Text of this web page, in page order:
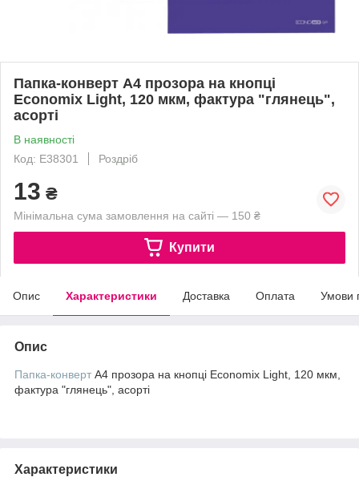
Папка-конверт А4 прозора на кнопці
Economix Light, 120 мкм, фактура "глянець",
асорті
В наявності
Код: E38301
Роздріб
13 ₴
Мінімальна сума замовлення на сайті — 150 ₴
Купити
Опис Характеристики Доставка Оплата Умови
Опис
Папка-конверт А4 прозора на кнопці Economix Light, 120 мкм,
фактура "глянець", асорті
Характеристики